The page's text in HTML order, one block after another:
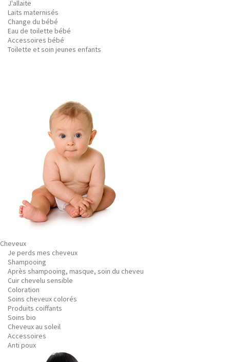
J'allaite
Laits maternisés
Change du bébé
Eau de toilette bébé
Accessoires bébé
Toilette et soin jeunes enfants
Cheveux
Je perds mes cheveux
Shampooing
Après shampooing, masque, soin du cheveu
Cuir chevelu sensible
Coloration
Soins cheveux colorés
Produits coiffants
Soins bio
Cheveux au soleil
Accessoires
Anti poux